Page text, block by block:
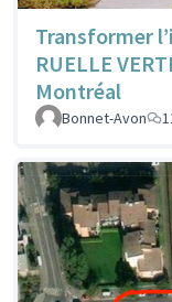
Transformer
RUELLE
Montréal
Bonnet-Avon